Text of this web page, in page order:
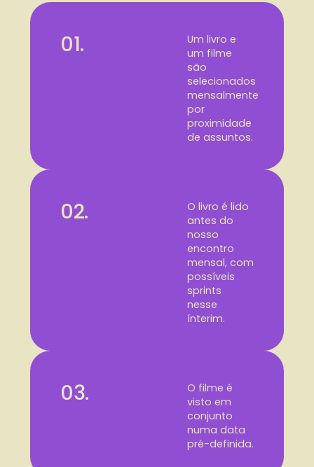
01.
Um livro e
um filme
são
selecionados
mensalmente
por
proximidade
de assuntos.
02.
O livro é lido
antes do
nosso
encontro
mensal, com
possíveis
sprints
nesse
ínterim.
03.
O filme é
visto em
conjunto
numa data
pré-definida.